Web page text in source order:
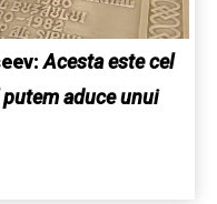
Acesta este cel
aduce unui